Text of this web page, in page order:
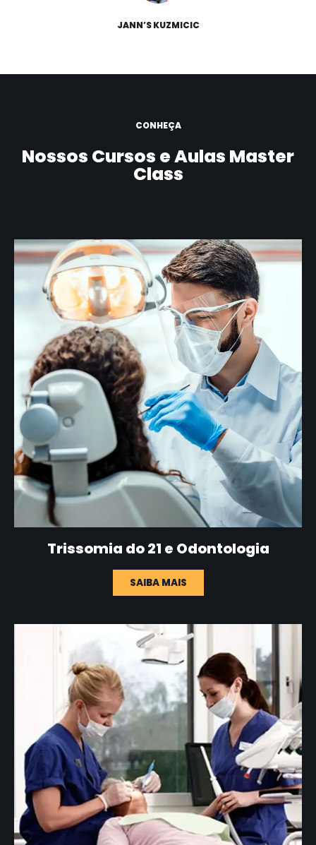
JANN’S KUZMICIC
CONHEÇA
Nossos Cursos e Aulas Master
Class
Trissomia do 21 e Odontologia
SAIBA MAIS